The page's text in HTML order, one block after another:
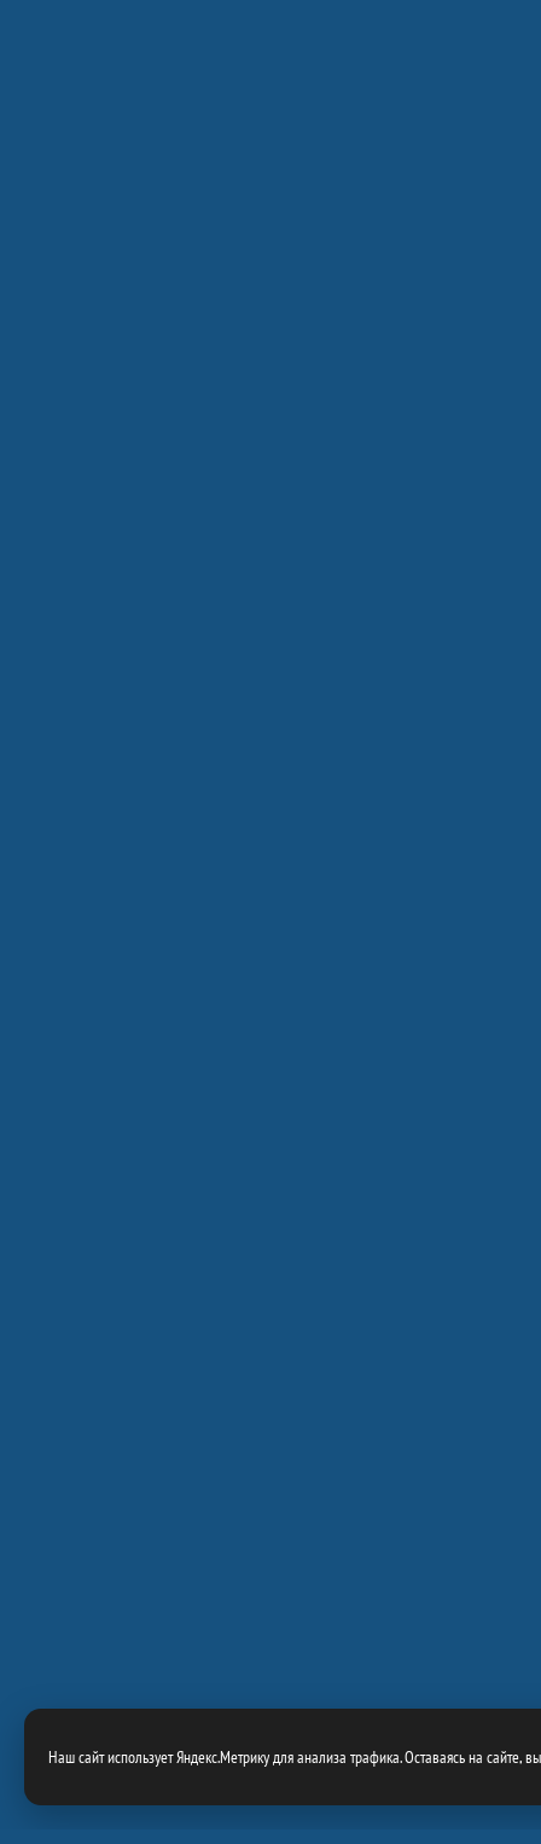
Наш сайт использует Яндекс.Метрику для анализа трафика. Оставаясь на сайте,